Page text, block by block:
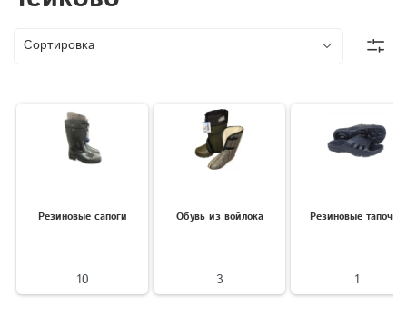
Резиновые сапоги
10
Обувь из войлока
3
Резиновые тапочки
1